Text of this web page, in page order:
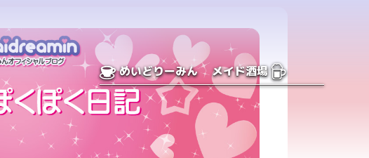
めいどりーみん メイド酒場